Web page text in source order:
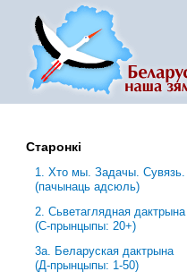
Старонкі
1. Хто мы. Задачы. Сувязь.
(пачынаць адсюль)
2. Сьветаглядная дактрына
(С-прынцыпы: 20+)
3a. Беларуская дактрына
(Д-прынцыпы: 1-50)